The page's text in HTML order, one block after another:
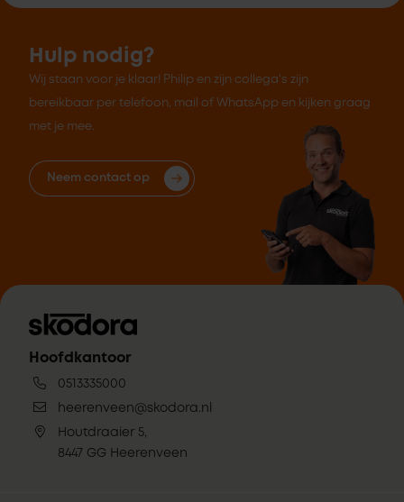
Hulp nodig?
Wij staan voor je klaar! Philip en zijn collega's zijn
bereikbaar per telefoon, mail of WhatsApp en kijken graag
met je mee.
Neem contact op
Hoofdkantoor
0513335000
heerenveen@skodora.nl
Houtdraaier 5,
8447 GG Heerenveen